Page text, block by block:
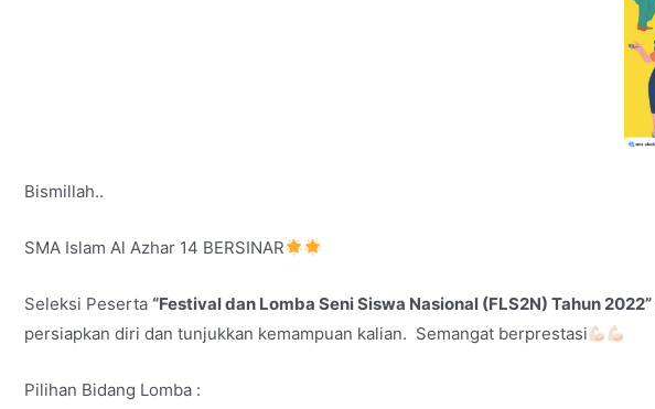
Bismillah..
SMA Islam Al Azhar 14 BERSINAR
Seleksi Peserta “Festival dan Lomba Seni Siswa Nasional (FLS2N) Tahun 2022”
persiapkan diri dan tunjukkan kemampuan kalian. Semangat berprestasi
Pilihan Bidang Lomba :